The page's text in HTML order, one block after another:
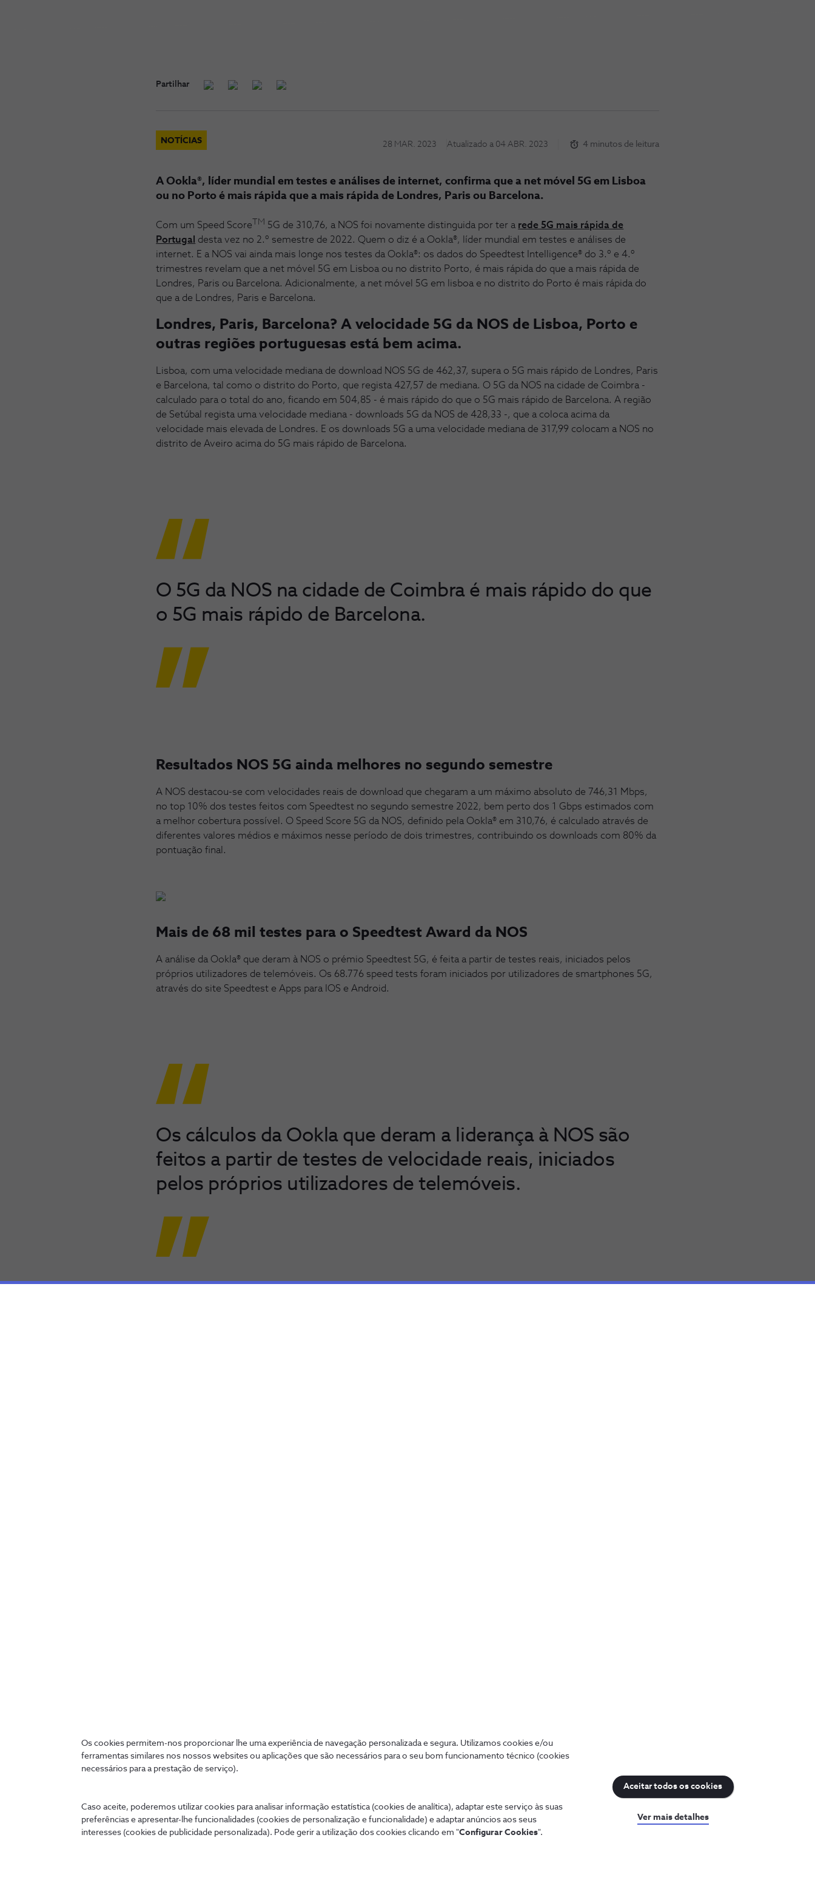
Os cookies permitem-nos proporcionar lhe uma experiência de navegação personalizada e segura. Utilizamos cookies e/ou
ferramentas similares nos nossos websites ou aplicações que são necessários para o seu bom funcionamento técnico (cookies
necessários para a prestação de serviço).
Caso aceite, poderemos utilizar cookies para analisar informação estatística (cookies de analítica), adaptar este serviço às suas
preferências e apresentar-lhe funcionalidades (cookies de personalização e funcionalidade) e adaptar anúncios aos seus
interesses (cookies de publicidade personalizada). Pode gerir a utilização dos cookies clicando em "Configurar Cookies".
Aceitar todos os cookies
Ver mais detalhes
Partilhar
NOTÍCIAS 28 MAR. 2023 Atualizado a 04 ABR. 2023 4 minutos de leitura
A Ookla®, líder mundial em testes e análises de internet, confirma que a net móvel 5G em Lisboa
ou no Porto é mais rápida que a mais rápida de Londres, Paris ou Barcelona.
Com um Speed Score TM 5G de 310,76, a NOS foi novamente distinguida por ter a rede 5G mais rápida de
Portugal
desta vez no 2.º semestre de 2022. Quem o diz é a Ookla®, líder mundial em testes e análises de
internet. E a NOS vai ainda mais longe nos testes da Ookla®: os dados do Speedtest Intelligence® do 3.º e 4.º
trimestres revelam que a net móvel 5G em Lisboa ou no distrito Porto, é mais rápida do que a mais rápida de
Londres, Paris ou Barcelona. Adicionalmente, a net móvel 5G em lisboa e no distrito do Porto é mais rápida do
que a de Londres, Paris e Barcelona.
Londres, Paris, Barcelona? A velocidade 5G da NOS de Lisboa, Porto e
outras regiões portuguesas está bem acima.
Lisboa, com uma velocidade mediana de download NOS 5G de 462,37, supera o 5G mais rápido de Londres, Paris
e Barcelona, tal como o distrito do Porto, que regista 427,57 de mediana. O 5G da NOS na cidade de Coimbra -
calculado para o total do ano, ficando em 504,85 - é mais rápido do que o 5G mais rápido de Barcelona. A região
de Setúbal regista uma velocidade mediana - downloads 5G da NOS de 428,33 -, que a coloca acima da
velocidade mais elevada de Londres. E os downloads 5G a uma velocidade mediana de 317,99 colocam a NOS no
distrito de Aveiro acima do 5G mais rápido de Barcelona.
O 5G da NOS na cidade de Coimbra é mais rápido do que
o 5G mais rápido de Barcelona.
Resultados NOS 5G ainda melhores no segundo semestre
A NOS destacou-se com velocidades reais de download que chegaram a um máximo absoluto de 746,31 Mbps,
no top 10% dos testes feitos com Speedtest no segundo semestre 2022, bem perto dos 1 Gbps estimados com
a melhor cobertura possível. O Speed Score 5G da NOS, definido pela Ookla® em 310,76, é calculado através de
diferentes valores médios e máximos nesse período de dois trimestres, contribuindo os downloads com 80% da
pontuação final.
Mais de 68 mil testes para o Speedtest Award da NOS
A análise da Ookla® que deram à NOS o prémio Speedtest 5G, é feita a partir de testes reais, iniciados pelos
próprios utilizadores de telemóveis. Os 68.776 speed tests foram iniciados por utilizadores de smartphones 5G,
através do site Speedtest e Apps para IOS e Android.
Os cálculos da Ookla que deram a liderança à NOS são
feitos a partir de testes de velocidade reais, iniciados
pelos próprios utilizadores de telemóveis.
5G da NOS
smartphone 5G